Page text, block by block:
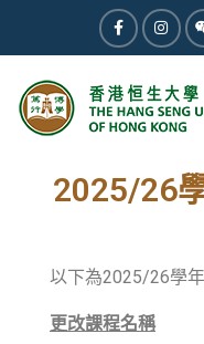
2025-01-16
2025/26
以下為2025/26學
更改課程名稱